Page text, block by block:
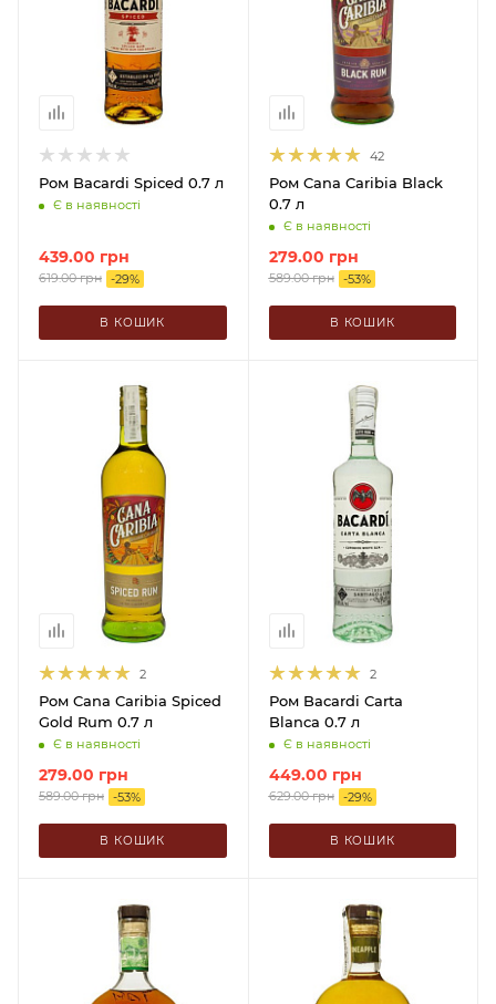
Ром Bacardi Spiced 0.7 л
Є в наявності
439.00 грн
619.00грн -29%
В КОШИК
42
Ром Cana Caribia Black
0.7 л
Є в наявності
279.00 грн
589.00грн -53%
В КОШИК
2
Ром Cana Caribia Spiced
Gold Rum 0.7 л
Є в наявності
279.00 грн
589.00грн -53%
В КОШИК
2
Ром Bacardi Carta
Blanca 0.7 л
Є в наявності
449.00 грн
629.00грн -29%
В КОШИК